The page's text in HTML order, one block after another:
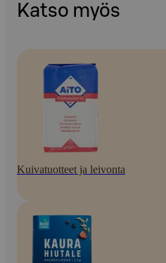
Katso myös
Kuivatuotteet ja leivonta